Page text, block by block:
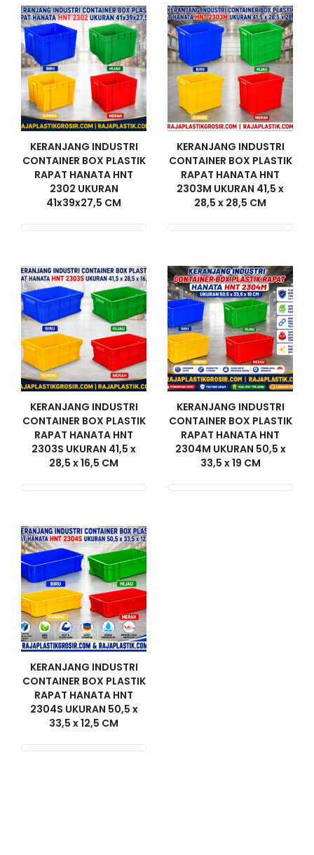
KERANJANG INDUSTRI
CONTAINER BOX PLASTIK
RAPAT HANATA HNT
2302 UKURAN
41x39x27,5 CM
KERANJANG INDUSTRI
CONTAINER BOX PLASTIK
RAPAT HANATA HNT
2303M UKURAN 41,5 x
28,5 x 28,5 CM
KERANJANG INDUSTRI
CONTAINER BOX PLASTIK
RAPAT HANATA HNT
2303S UKURAN 41,5 x
28,5 x 16,5 CM
KERANJANG INDUSTRI
CONTAINER BOX PLASTIK
RAPAT HANATA HNT
2304M UKURAN 50,5 x
33,5 x 19 CM
KERANJANG INDUSTRI
CONTAINER BOX PLASTIK
RAPAT HANATA HNT
2304S UKURAN 50,5 x
33,5 x 12,5 CM